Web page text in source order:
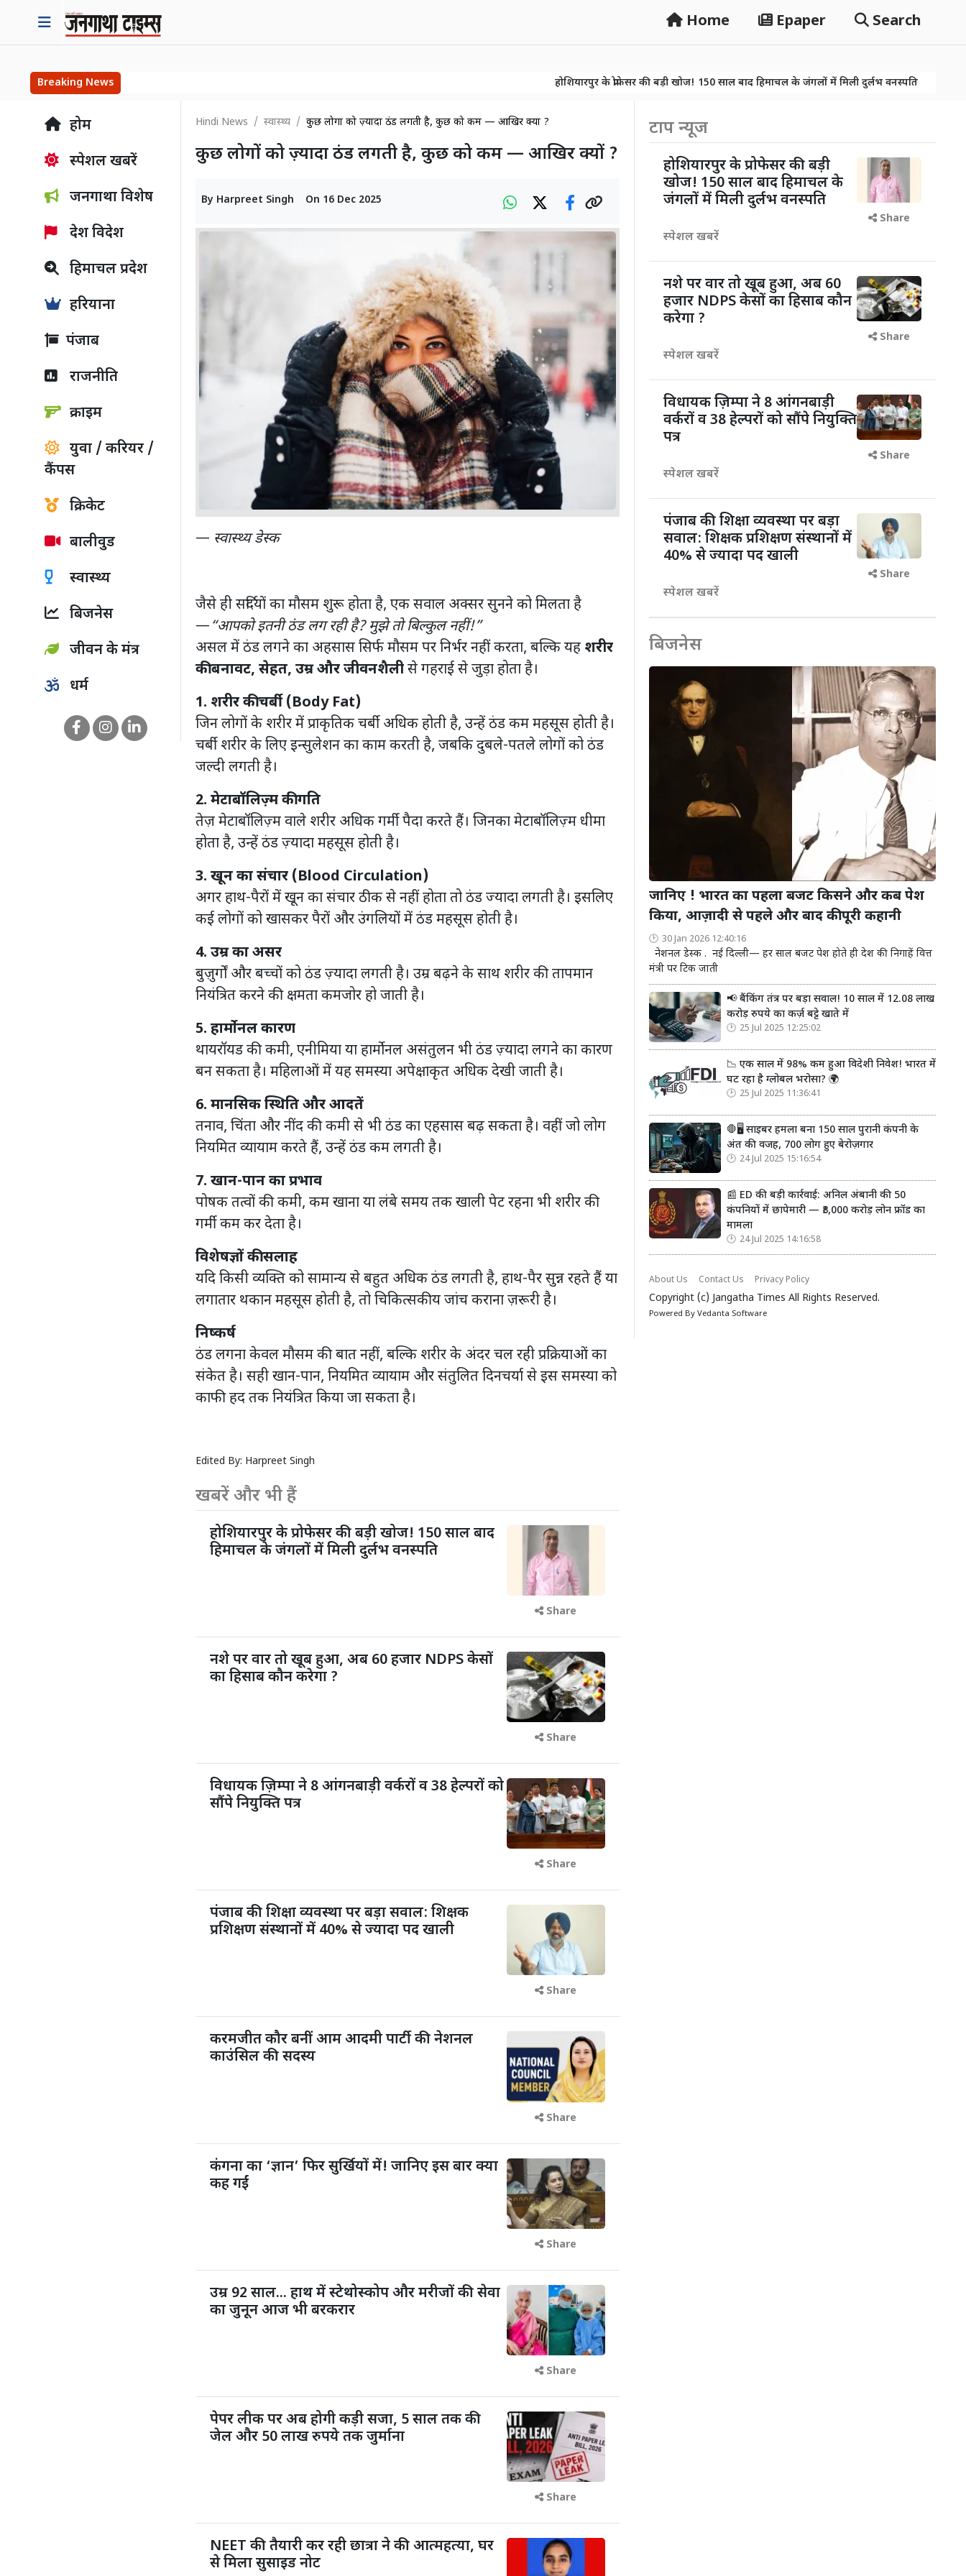
Home Epaper Search
Breaking News होशियारपुर के प्रोफेसर की बड़ी खोज! 150 साल बाद हिमाचल के जंगलों में मिली दुर्लभ वनस्पति
नशे पर वार तो खूब
होम
स्पेशल खबरें
जनगाथा विशेष
देश विदेश
हिमाचल प्रदेश
हरियाना
पंजाब
राजनीति
क्राइम
युवा / करियर /
कैंपस
क्रिकेट
बालीवुड
स्वास्थ्य
बिजनेस
जीवन के मंत्र
धर्म
Hindi News स्वास्थ्य कुछ लोगों को ज़्यादा ठंड लगती है, कुछ को कम — आखिर क्यों ?
कुछ लोगों को ज़्यादा ठंड लगती है, कुछ को कम — आखिर क्यों ?
By Harpreet Singh On 16 Dec 2025
— स्वास्थ्य डेस्क
जैसे ही सर्दियों का मौसम शुरू होता है, एक सवाल अक्सर सुनने को मिलता है
—“आपको इतनी ठंड लग रही है? मुझे तो बिल्कुल नहीं!”
असल में ठंड लगने का अहसास सिर्फ मौसम पर निर्भर नहीं करता, बल्कि यह शरीर
की बनावट, सेहत, उम्र और जीवनशैलीसे गहराई से जुड़ा होता है।
1. शरीर की चर्बी (Body Fat)
जिन लोगों के शरीर में प्राकृतिक चर्बी अधिक होती है, उन्हें ठंड कम महसूस होती है।
चर्बी शरीर के लिए इन्सुलेशन का काम करती है, जबकि दुबले-पतले लोगों को ठंड
जल्दी लगती है।
2. मेटाबॉलिज़्म की गति
तेज़ मेटाबॉलिज़्म वाले शरीर अधिक गर्मी पैदा करते हैं। जिनका मेटाबॉलिज़्म धीमा
होता है, उन्हें ठंड ज़्यादा महसूस होती है।
3. खून का संचार (Blood Circulation)
अगर हाथ-पैरों में खून का संचार ठीक से नहीं होता तो ठंड ज्यादा लगती है। इसलिए
कई लोगों को खासकर पैरों और उंगलियों में ठंड महसूस होती है।
4. उम्र का असर
बुज़ुर्गों और बच्चों को ठंड ज़्यादा लगती है। उम्र बढ़ने के साथ शरीर की तापमान
नियंत्रित करने की क्षमता कमजोर हो जाती है।
5. हार्मोनल कारण
थायरॉयड की कमी, एनीमिया या हार्मोनल असंतुलन भी ठंड ज़्यादा लगने का कारण
बन सकता है। महिलाओं में यह समस्या अपेक्षाकृत अधिक देखी जाती है।
6. मानसिक स्थिति और आदतें
तनाव, चिंता और नींद की कमी से भी ठंड का एहसास बढ़ सकता है। वहीं जो लोग
नियमित व्यायाम करते हैं, उन्हें ठंड कम लगती है।
7. खान-पान का प्रभाव
पोषक तत्वों की कमी, कम खाना या लंबे समय तक खाली पेट रहना भी शरीर की
गर्मी कम कर देता है।
विशेषज्ञों की सलाह
यदि किसी व्यक्ति को सामान्य से बहुत अधिक ठंड लगती है, हाथ-पैर सुन्न रहते हैं या
लगातार थकान महसूस होती है, तो चिकित्सकीय जांच कराना ज़रूरी है।
निष्कर्ष
ठंड लगना केवल मौसम की बात नहीं, बल्कि शरीर के अंदर चल रही प्रक्रियाओं का
संकेत है। सही खान-पान, नियमित व्यायाम और संतुलित दिनचर्या से इस समस्या को
काफी हद तक नियंत्रित किया जा सकता है।
Edited By: Harpreet Singh
खबरें और भी हैं
होशियारपुर के प्रोफेसर की बड़ी खोज! 150 साल बाद
हिमाचल के जंगलों में मिली दुर्लभ वनस्पति
Share
नशे पर वार तो खूब हुआ, अब 60 हजार NDPS केसों
का हिसाब कौन करेगा ?
Share
विधायक ज़िम्पा ने 8 आंगनबाड़ी वर्करों व 38 हेल्परों को
सौंपे नियुक्ति पत्र
Share
पंजाब की शिक्षा व्यवस्था पर बड़ा सवाल: शिक्षक
प्रशिक्षण संस्थानों में 40% से ज्यादा पद खाली
Share
करमजीत कौर बनीं आम आदमी पार्टी की नेशनल
काउंसिल की सदस्य
Share
कंगना का ‘ज्ञान’ फिर सुर्खियों में! जानिए इस बार क्या
कह गईं
Share
उम्र 92 साल... हाथ में स्टेथोस्कोप और मरीजों की सेवा
का जुनून आज भी बरकरार
Share
पेपर लीक पर अब होगी कड़ी सजा, 5 साल तक की
जेल और 50 लाख रुपये तक जुर्माना
Share
NEET की तैयारी कर रही छात्रा ने की आत्महत्या, घर
से मिला सुसाइड नोट
टाप न्यूज
होशियारपुर के प्रोफेसर की बड़ी
खोज! 150 साल बाद हिमाचल के
जंगलों में मिली दुर्लभ वनस्पति
स्पेशल खबरें
Share
नशे पर वार तो खूब हुआ, अब 60
हजार NDPS केसों का हिसाब कौन
करेगा ?
स्पेशल खबरें
Share
विधायक ज़िम्पा ने 8 आंगनबाड़ी
वर्करों व 38 हेल्परों को सौंपे नियुक्ति
पत्र
स्पेशल खबरें
Share
पंजाब की शिक्षा व्यवस्था पर बड़ा
सवाल: शिक्षक प्रशिक्षण संस्थानों में
40% से ज्यादा पद खाली
स्पेशल खबरें
Share
बिजनेस
जानिए ! भारत का पहला बजट किसने और कब पेश
किया, आज़ादी से पहले और बाद की पूरी कहानी
30 Jan 2026 12:40:16
नेशनल डेस्क . नई दिल्ली— हर साल बजट पेश होते ही देश की निगाहें वित्त
मंत्री पर टिक जाती
📢 बैंकिंग तंत्र पर बड़ा सवाल! 10 साल में 12.08 लाख
करोड़ रुपये का कर्ज़ बट्टे खाते में
25 Jul 2025 12:25:02
📉 एक साल में 98% कम हुआ विदेशी निवेश! भारत में
घट रहा है ग्लोबल भरोसा? 🌍
25 Jul 2025 11:36:41
🛑🖥️ साइबर हमला बना 150 साल पुरानी कंपनी के
अंत की वजह, 700 लोग हुए बेरोज़गार
24 Jul 2025 15:16:54
📰 ED की बड़ी कार्रवाई: अनिल अंबानी की 50
कंपनियों में छापेमारी — ₹3,000 करोड़ लोन फ्रॉड का
मामला
24 Jul 2025 14:16:58
About Us Contact Us Privacy Policy
Copyright (c) Jangatha Times All Rights Reserved.
Powered By Vedanta Software